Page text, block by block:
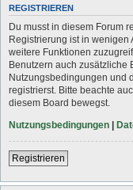
REGISTRIEREN
Du musst in diesem Forum
Registrierung ist in wenigen
weitere Funktionen
Benutzern auch zusätzliche
Nutzungsbedingungen und
registrierst. Bitte beachte
diesem Board bewegst.
Nutzungsbedingungen |
Registrieren